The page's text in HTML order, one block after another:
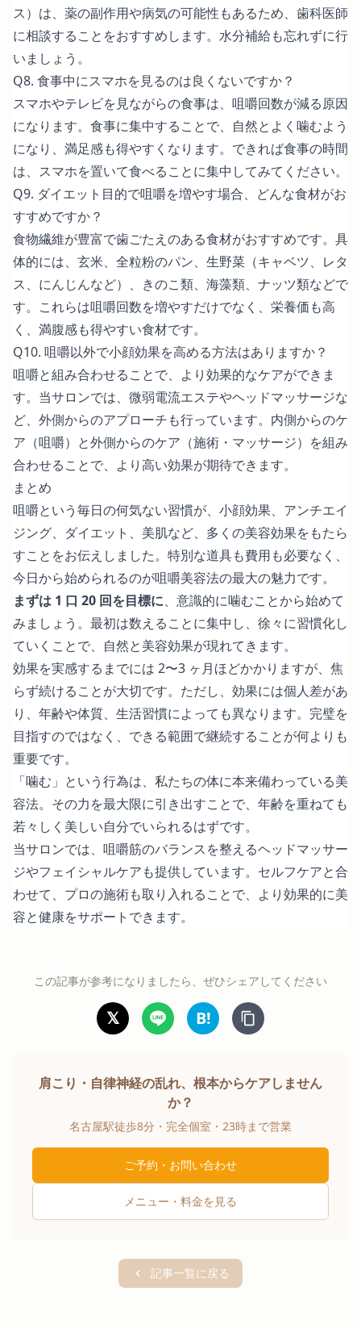
ス）は、薬の副作用や病気の可能性もあるため、歯科医師
に相談することをおすすめします。水分補給も忘れずに行
いましょう。
Q8. 食事中にスマホを見るのは良くないですか？
スマホやテレビを見ながらの食事は、咀嚼回数が減る原因
になります。食事に集中することで、自然とよく噛むよう
になり、満足感も得やすくなります。できれば食事の時間
は、スマホを置いて食べることに集中してみてください。
Q9. ダイエット目的で咀嚼を増やす場合、どんな食材がお
すすめですか？
食物繊維が豊富で歯ごたえのある食材がおすすめです。具
体的には、玄米、全粒粉のパン、生野菜（キャベツ、レタ
ス、にんじんなど）、きのこ類、海藻類、ナッツ類などで
す。これらは咀嚼回数を増やすだけでなく、栄養価も高
く、満腹感も得やすい食材です。
Q10. 咀嚼以外で小顔効果を高める方法はありますか？
咀嚼と組み合わせることで、より効果的なケアができま
す。当サロンでは、微弱電流エステやヘッドマッサージな
ど、外側からのアプローチも行っています。内側からのケ
ア（咀嚼）と外側からのケア（施術・マッサージ）を組み
合わせることで、より高い効果が期待できます。
まとめ
咀嚼という毎日の何気ない習慣が、小顔効果、アンチエイ
ジング、ダイエット、美肌など、多くの美容効果をもたら
すことをお伝えしました。特別な道具も費用も必要なく、
今日から始められるのが咀嚼美容法の最大の魅力です。
まずは 1 口 20 回を目標に、意識的に噛むことから始めて
みましょう。最初は数えることに集中し、徐々に習慣化し
ていくことで、自然と美容効果が現れてきます。
効果を実感するまでには 2〜3 ヶ月ほどかかりますが、焦
らず続けることが大切です。ただし、効果には個人差があ
り、年齢や体質、生活習慣によっても異なります。完璧を
目指すのではなく、できる範囲で継続することが何よりも
重要です。
「噛む」という行為は、私たちの体に本来備わっている美
容法。その力を最大限に引き出すことで、年齢を重ねても
若々しく美しい自分でいられるはずです。
当サロンでは、咀嚼筋のバランスを整えるヘッドマッサー
ジやフェイシャルケアも提供しています。セルフケアと合
わせて、プロの施術も取り入れることで、より効果的に美
容と健康をサポートできます。
この記事が参考になりましたら、ぜひシェアしてください
𝕏 B!
肩こり・自律神経の乱れ、根本からケアしません
か？
名古屋駅徒歩8分・完全個室・23時まで営業
ご予約・お問い合わせ
メニュー・料金を見る
記事一覧に戻る